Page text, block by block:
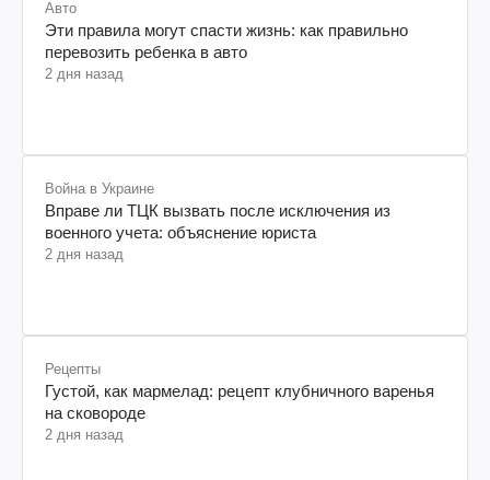
Авто
Эти правила могут спасти жизнь: как правильно
перевозить ребенка в авто
2 дня назад
Война в Украине
Вправе ли ТЦК вызвать после исключения из
военного учета: объяснение юриста
2 дня назад
Рецепты
Густой, как мармелад: рецепт клубничного варенья
на сковороде
2 дня назад